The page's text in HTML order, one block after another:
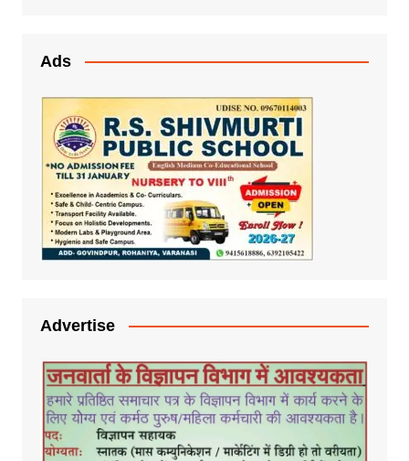
Ads
Advertise